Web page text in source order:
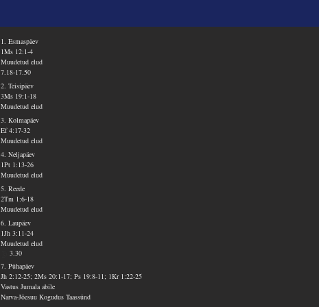
1. Esmaspäev
1Ms 12:1-4
Muudetud elud
7.18-17.50
2. Teisipäev
3Ms 19:1-18
Muudetud elud
3. Kolmapäev
Ef 4:17-32
Muudetud elud
4. Neljapäev
1Pt 1:13-26
Muudetud elud
5. Reede
2Tm 1:6-18
Muudetud elud
6. Laupäev
1Jh 3:11-24
Muudetud elud
3.30
7. Pühapäev
Jh 2:12-25; 2Ms 20:1-17; Ps 19:8-11; 1Kr 1:22-25
Vastus Jumala abile
Narva-Jõesuu Kogudus Taassünd